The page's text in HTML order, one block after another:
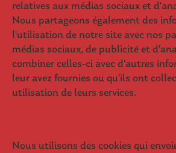
relatives aux médias sociaux et
Nous partageons également des
l'utilisation de notre site avec nos
médias sociaux, de publicité et
combiner celles-ci avec d'autres
leur avez fournies ou qu'ils ont
utilisation de leurs services.
Nous utilisons des cookies qui